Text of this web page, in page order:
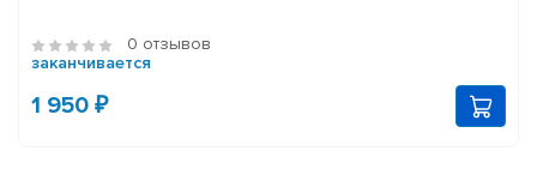
0 отзывов
заканчивается
1 950 ₽